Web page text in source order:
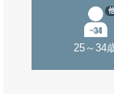
25～34